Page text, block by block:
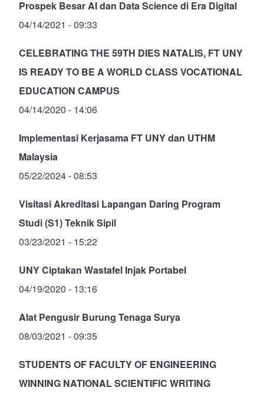
Prospek Besar AI dan Data Science di Era Digital
04/14/2021 - 09:33
CELEBRATING THE 59TH DIES NATALIS, FT UNY
IS READY TO BE A WORLD CLASS VOCATIONAL
EDUCATION CAMPUS
04/14/2020 - 14:06
Implementasi Kerjasama FT UNY dan UTHM
Malaysia
05/22/2024 - 08:53
Visitasi Akreditasi Lapangan Daring Program
Studi (S1) Teknik Sipil
03/23/2021 - 15:22
UNY Ciptakan Wastafel Injak Portabel
04/19/2020 - 13:16
Alat Pengusir Burung Tenaga Surya
08/03/2021 - 09:35
STUDENTS OF FACULTY OF ENGINEERING
WINNING NATIONAL SCIENTIFIC WRITING